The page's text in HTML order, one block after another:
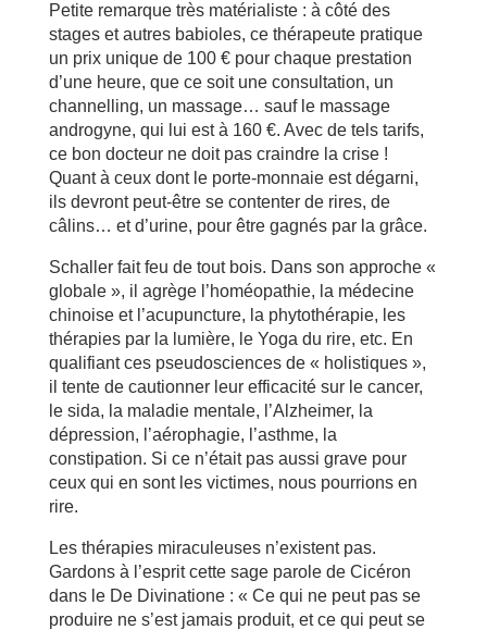
Petite remarque très matérialiste : à côté des
stages et autres babioles, ce thérapeute pratique
un prix unique de 100 € pour chaque prestation
d’une heure, que ce soit une consultation, un
channelling, un massage… sauf le massage
androgyne, qui lui est à 160 €. Avec de tels tarifs,
ce bon docteur ne doit pas craindre la crise !
Quant à ceux dont le porte-monnaie est dégarni,
ils devront peut-être se contenter de rires, de
câlins… et d’urine, pour être gagnés par la grâce.
Schaller fait feu de tout bois. Dans son approche «
globale », il agrège l’homéopathie, la médecine
chinoise et l’acupuncture, la phytothérapie, les
thérapies par la lumière, le Yoga du rire, etc. En
qualifiant ces pseudosciences de « holistiques »,
il tente de cautionner leur efficacité sur le cancer,
le sida, la maladie mentale, l’Alzheimer, la
dépression, l’aérophagie, l’asthme, la
constipation. Si ce n’était pas aussi grave pour
ceux qui en sont les victimes, nous pourrions en
rire.
Les thérapies miraculeuses n’existent pas.
Gardons à l’esprit cette sage parole de Cicéron
dans le De Divinatione : « Ce qui ne peut pas se
produire ne s’est jamais produit, et ce qui peut se